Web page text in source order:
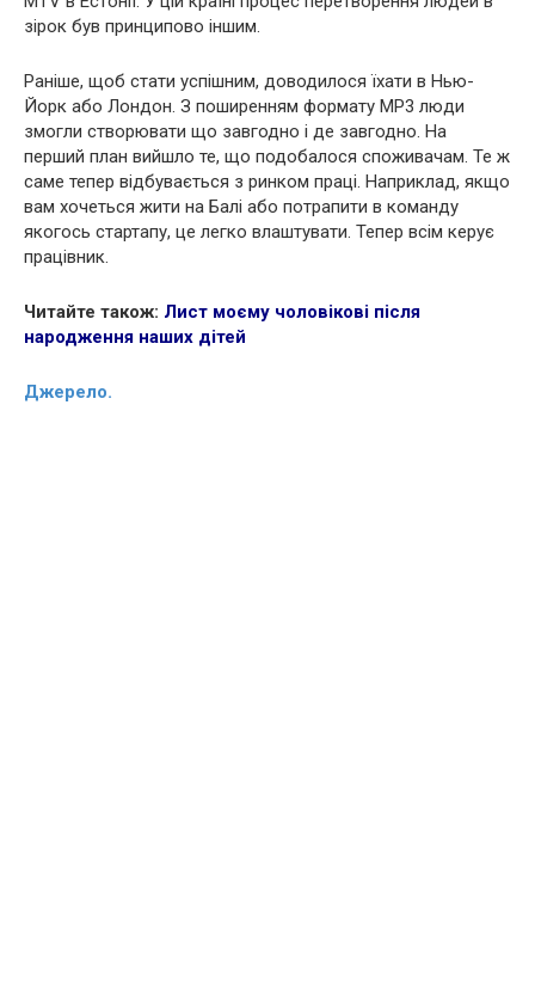
зірок був принципово іншим.
Раніше, щоб стати успішним, доводилося їхати в Нью-
Йорк або Лондон. З поширенням формату MP3 люди
змогли створювати що завгодно і де завгодно. На
перший план вийшло те, що подобалося споживачам. Те ж
саме тепер відбувається з ринком праці. Наприклад, якщо
вам хочеться жити на Балі або потрапити в команду
якогось стартапу, це легко влаштувати. Тепер всім керує
працівник.
Читайте також: Лист моєму чоловікові після
народження наших дітей
Джерело.